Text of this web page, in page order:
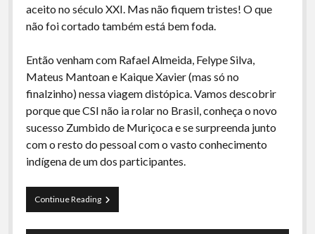
A Ripa É a Lei
Preliminares
aceito no século XXI. Mas não fiquem tristes! O que
não foi cortado também está bem foda.
Então venham com Rafael Almeida, Felype Silva,
Mateus Mantoan e Kaique Xavier (mas só no
finalzinho) nessa viagem distópica. Vamos descobrir
porque que CSI não ia rolar no Brasil, conheça o novo
sucesso Zumbido de Muriçoca e se surpreenda junto
com o resto do pessoal com o vasto conhecimento
indígena de um dos participantes.
Continue ReadingCurva
de